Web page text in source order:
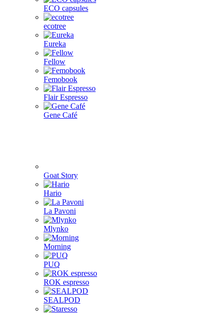
ECO capsules
ecotree
Eureka
Fellow
Femobook
Flair Espresso
Gene Café
Goat Story
Hario
La Pavoni
Mlynko
Morning
PUQ
ROK espresso
SEALPOD